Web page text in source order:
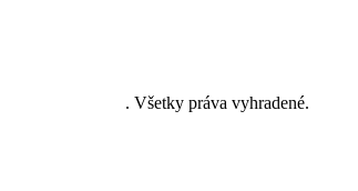
. Všetky práva vyhradené.